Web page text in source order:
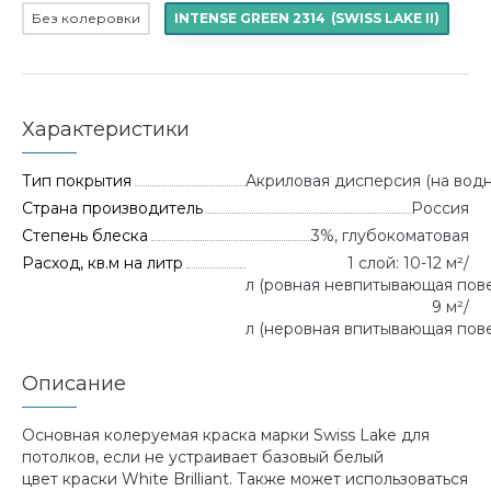
Без колеровки INTENSE GREEN 2314 (SWISS LAKE II)
Характеристики
Тип покрытия
Акриловая дисперсия (на
Страна производитель
Россия
Степень блеска
3%, глубокоматовая
Расход, кв.м на литр
1 слой: 10-12 м²/
л (ровная невпитывающая
9 м²/
л (неровная впитывающая
Описание
Основная колеруемая краска марки Swiss Lake для
потолков, если не устраивает базовый белый
цвет краски White Brilliant. Также может использоваться